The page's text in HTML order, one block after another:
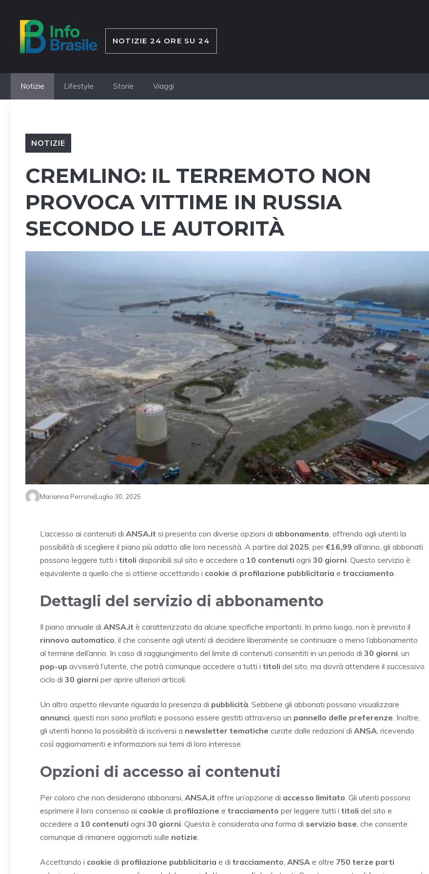
contenuto
NOTIZIE 24 ORE SU 24
Notizie Lifestyle Storie Viaggi
NOTIZIE
CREMLINO: IL TERREMOTO NON
PROVOCA VITTIME IN RUSSIA
SECONDO LE AUTORITÀ
Marianna PerroneLuglio 30, 2025
L’accesso ai contenuti di ANSA.it si presenta con diverse opzioni di abbonamento, offrendo agli utenti la
possibilità di scegliere il piano più adatto alle loro necessità. A partire dal 2025, per€16,99 all’anno, gli abbonati
possono leggere tutti i titoli disponibili sul sito e accedere a 10 contenuti ogni 30 giorni. Questo servizio è
equivalente a quello che si ottiene accettando i cookie di profilazione pubblicitaria e tracciamento.
Dettagli del servizio di abbonamento
Il piano annuale di ANSA.it è caratterizzato da alcune specifiche importanti. In primo luogo, non è previsto il
rinnovo automatico, il che consente agli utenti di decidere liberamente se continuare o meno l’abbonamento
al termine dell’anno. In caso di raggiungimento del limite di contenuti consentiti in un periodo di 30 giorni, un
pop-up avviserà l’utente, che potrà comunque accedere a tutti i titoli del sito, ma dovrà attendere il successivo
ciclo di 30 giorni per aprire ulteriori articoli.
Un altro aspetto rilevante riguarda la presenza di pubblicità. Sebbene gli abbonati possano visualizzare
annunci, questi non sono profilati e possono essere gestiti attraverso un pannello delle preferenze. Inoltre,
gli utenti hanno la possibilità di iscriversi a newsletter tematiche curate dalle redazioni di ANSA, ricevendo
così aggiornamenti e informazioni sui temi di loro interesse.
Opzioni di accesso ai contenuti
Per coloro che non desiderano abbonarsi, ANSA.it offre un’opzione di accesso limitato. Gli utenti possono
esprimere il loro consenso ai cookie di profilazione e tracciamento per leggere tutti i titoli del sito e
accedere a 10 contenuti ogni 30 giorni. Questa è considerata una forma di servizio base, che consente
comunque di rimanere aggiornati sulle notizie.
Accettando i cookie di profilazione pubblicitaria e di tracciamento, ANSA e oltre 750 terze parti